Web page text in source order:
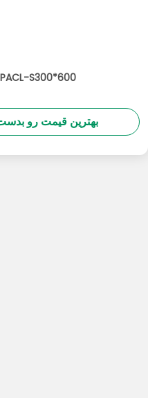
PACL-S300*600
بهترین قیمت رو بدست